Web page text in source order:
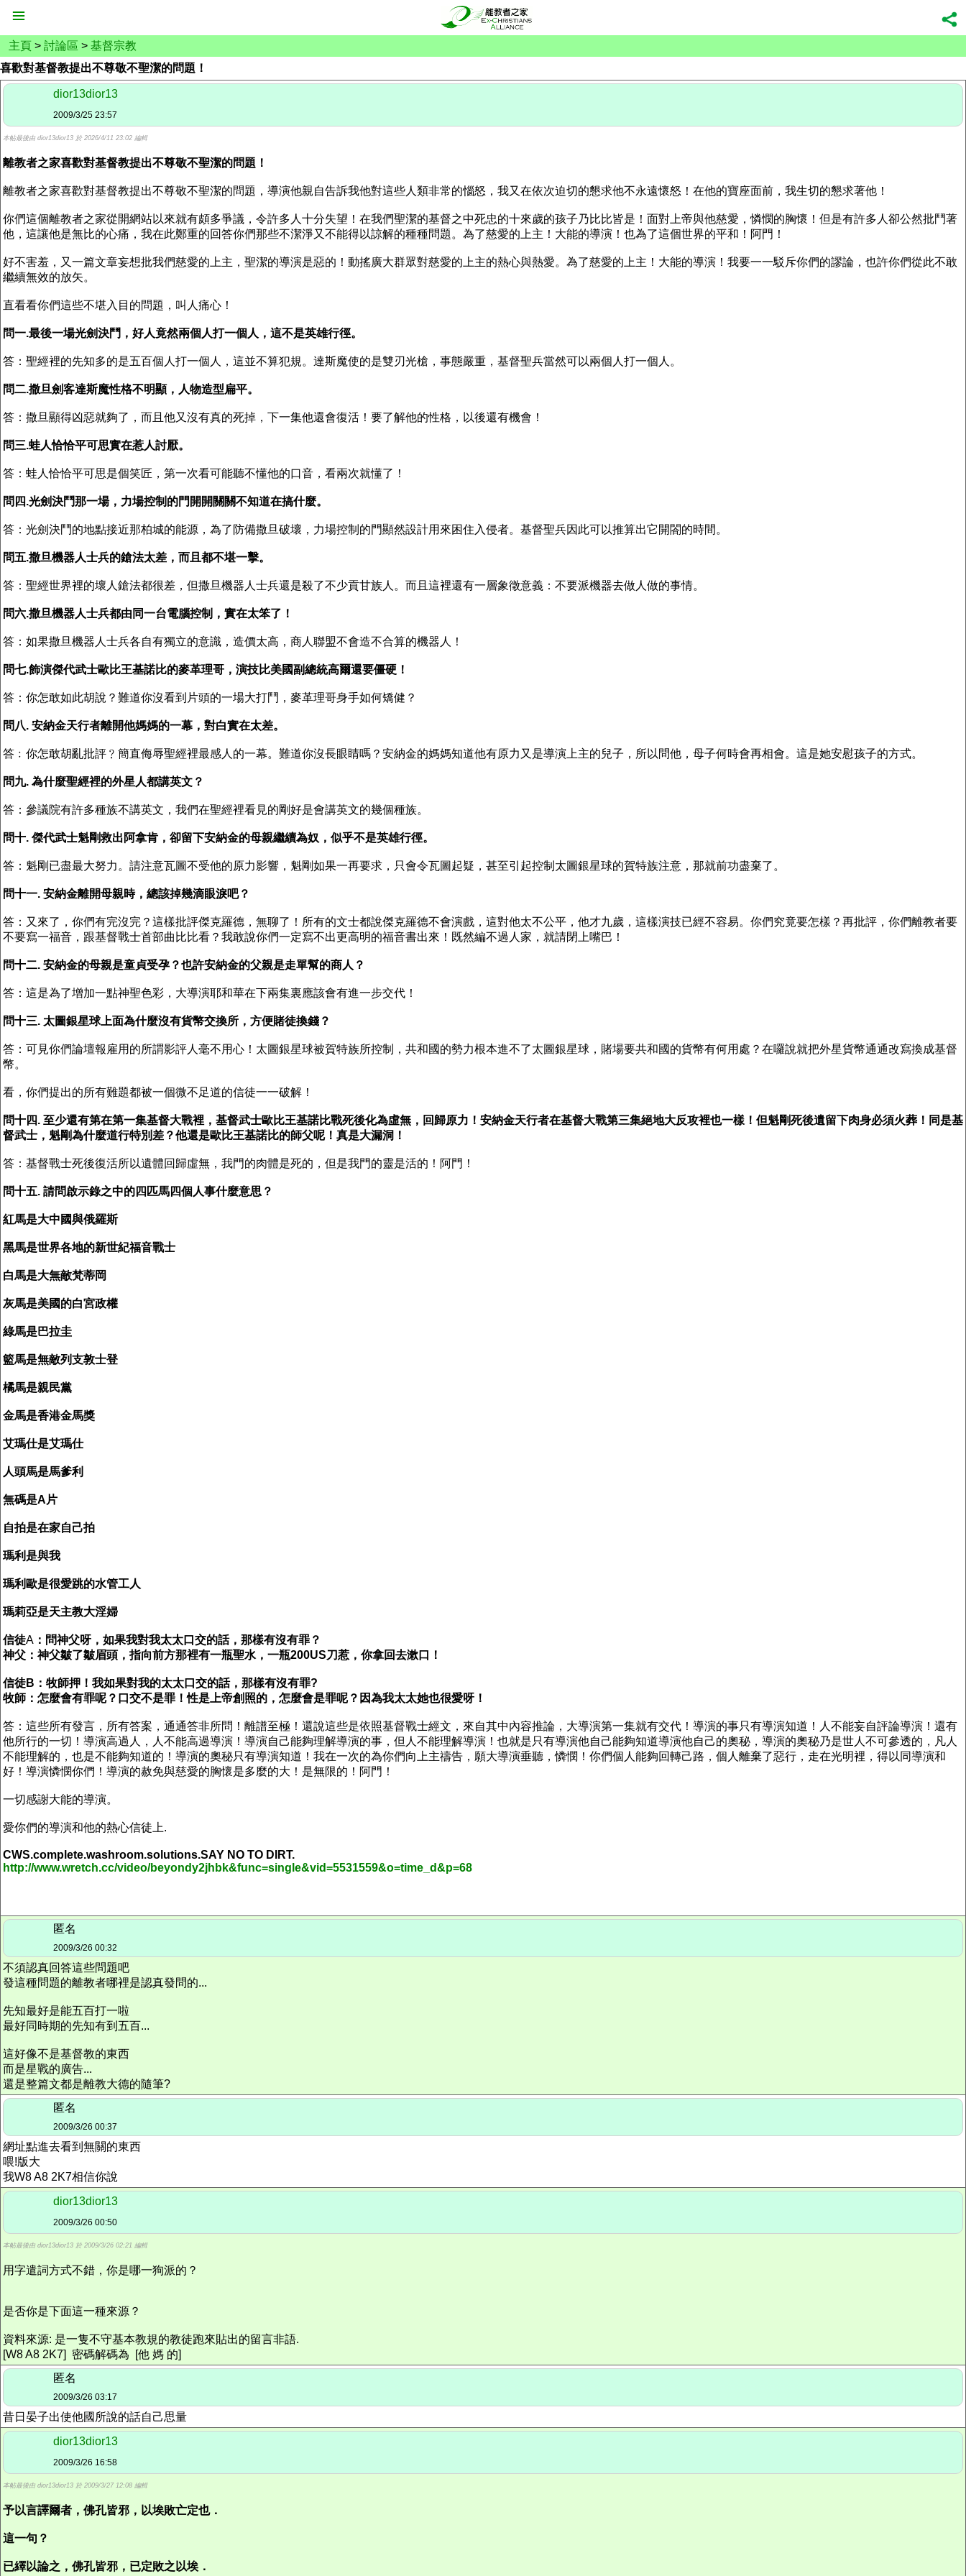
主頁 > 討論區 > 基督宗教
喜歡對基督教提出不尊敬不聖潔的問題！
dior13dior13
2009/3/25 23:57
本帖最後由 dior13dior13 於 2026/4/11 23:02 編輯
離教者之家喜歡對基督教提出不尊敬不聖潔的問題！
離教者之家喜歡對基督教提出不尊敬不聖潔的問題，導演他親自告訴我他對這些人類非常的惱怒，我又在依次迫切的懇求他不永遠懷怒！在他的寶座面前，我生切的懇求著他！
你們這個離教者之家從開網站以來就有頗多爭議，令許多人十分失望！在我們聖潔的基督之中死忠的十來歲的孩子乃比比皆是！面對上帝與他慈愛，憐憫的胸懷！但是有許多人卻公然批鬥著
他，這讓他是無比的心痛，我在此鄭重的回答你們那些不潔淨又不能得以諒解的種種問題。為了慈愛的上主！大能的導演！也為了這個世界的平和！阿門！
好不害羞，又一篇文章妄想批我們慈愛的上主，聖潔的導演是惡的！動搖廣大群眾對慈愛的上主的熱心與熱愛。為了慈愛的上主！大能的導演！我要一一駁斥你們的謬論，也許你們從此不敢
繼續無效的放矢。
直看看你們這些不堪入目的問題，叫人痛心！
問一.最後一場光劍決鬥，好人竟然兩個人打一個人，這不是英雄行徑。
答：聖經裡的先知多的是五百個人打一個人，這並不算犯規。達斯魔使的是雙刃光槍，事態嚴重，基督聖兵當然可以兩個人打一個人。
問二.撒旦劍客達斯魔性格不明顯，人物造型扁平。
答：撒旦顯得凶惡就夠了，而且他又沒有真的死掉，下一集他還會復活！要了解他的性格，以後還有機會！
問三.蛙人恰恰平可思實在惹人討厭。
答：蛙人恰恰平可思是個笑匠，第一次看可能聽不懂他的口音，看兩次就懂了！
問四.光劍決鬥那一場，力場控制的門開開關關不知道在搞什麼。
答：光劍決鬥的地點接近那柏城的能源，為了防備撒旦破壞，力場控制的門顯然設計用來困住入侵者。基督聖兵因此可以推算出它開閤的時間。
問五.撒旦機器人士兵的鎗法太差，而且都不堪一擊。
答：聖經世界裡的壞人鎗法都很差，但撒旦機器人士兵還是殺了不少貢甘族人。而且這裡還有一層象徵意義：不要派機器去做人做的事情。
問六.撒旦機器人士兵都由同一台電腦控制，實在太笨了！
答：如果撒旦機器人士兵各自有獨立的意識，造價太高，商人聯盟不會造不合算的機器人！
問七.飾演傑代武士歐比王基諾比的麥革理哥，演技比美國副總統高爾還要僵硬！
答：你怎敢如此胡說？難道你沒看到片頭的一場大打鬥，麥革理哥身手如何矯健？
問八. 安納金天行者離開他媽媽的一幕，對白實在太差。
答﹕你怎敢胡亂批評﹖簡直侮辱聖經裡最感人的一幕。難道你沒長眼睛嗎？安納金的媽媽知道他有原力又是導演上主的兒子，所以問他，母子何時會再相會。這是她安慰孩子的方式。
問九. 為什麼聖經裡的外星人都講英文？
答：參議院有許多種族不講英文，我們在聖經裡看見的剛好是會講英文的幾個種族。
問十. 傑代武士魁剛救出阿拿肯，卻留下安納金的母親繼續為奴，似乎不是英雄行徑。
答：魁剛已盡最大努力。請注意瓦圖不受他的原力影響，魁剛如果一再要求，只會令瓦圖起疑，甚至引起控制太圖銀星球的賀特族注意，那就前功盡棄了。
問十一. 安納金離開母親時，總該掉幾滴眼淚吧？
答：又來了，你們有完沒完？這樣批評傑克羅德，無聊了！所有的文士都說傑克羅德不會演戲，這對他太不公平，他才九歲，這樣演技已經不容易。你們究竟要怎樣？再批評，你們離教者要
不要寫一福音，跟基督戰士首部曲比比看？我敢說你們一定寫不出更高明的福音書出來！既然編不過人家，就請閉上嘴巴！
問十二. 安納金的母親是童貞受孕？也許安納金的父親是走單幫的商人？
答：這是為了增加一點神聖色彩，大導演耶和華在下兩集裏應該會有進一步交代！
問十三. 太圖銀星球上面為什麼沒有貨幣交換所，方便賭徒換錢？
答：可見你們論壇報雇用的所謂影評人毫不用心！太圖銀星球被賀特族所控制，共和國的勢力根本進不了太圖銀星球，賭場要共和國的貨幣有何用處？在囉說就把外星貨幣通通改寫換成基督
幣。
看，你們提出的所有難題都被一個微不足道的信徒一一破解！
問十四. 至少還有第在第一集基督大戰裡，基督武士歐比王基諾比戰死後化為虛無，回歸原力！安納金天行者在基督大戰第三集絕地大反攻裡也一樣！但魁剛死後遺留下肉身必須火葬！同是基
督武士，魁剛為什麼道行特別差？他還是歐比王基諾比的師父呢！真是大漏洞！
答：基督戰士死後復活所以遺體回歸虛無，我門的肉體是死的，但是我門的靈是活的！阿門！
問十五. 請問啟示錄之中的四匹馬四個人事什麼意思？
紅馬是大中國與俄羅斯
黑馬是世界各地的新世紀福音戰士
白馬是大無敵梵蒂岡
灰馬是美國的白宮政權
綠馬是巴拉圭
籃馬是無敵列支敦士登
橘馬是親民黨
金馬是香港金馬獎
艾瑪仕是艾瑪仕
人頭馬是馬爹利
無碼是A片
自拍是在家自己拍
瑪利是與我
瑪利歐是很愛跳的水管工人
瑪莉亞是天主教大淫婦
信徒A ：問神父呀，如果我對我太太口交的話，那樣有沒有罪？
神父：神父皺了皺眉頭，指向前方那裡有一瓶聖水，一瓶200US刀惹，你拿回去漱口！
信徒B ： 牧師押！我如果對我的太太口交的話，那樣有沒有罪?
牧師 ： 怎麼會有罪呢？口交不是罪！性是上帝創照的，怎麼會是罪呢？因為我太太她也很愛呀！
答：這些所有發言，所有答案，通通答非所問！離譜至極！還說這些是依照基督戰士經文，來自其中內容推論，大導演第一集就有交代！導演的事只有導演知道！人不能妄自評論導演！還有
他所行的一切！導演高過人，人不能高過導演！導演自己能夠理解導演的事，但人不能理解導演！也就是只有導演他自己能夠知道導演他自己的奧秘，導演的奧秘乃是世人不可參透的，凡人
不能理解的，也是不能夠知道的！導演的奧秘只有導演知道！我在一次的為你們向上主禱告，願大導演垂聽，憐憫！你們個人能夠回轉己路，個人離棄了惡行，走在光明裡，得以同導演和
好！導演憐憫你們！導演的赦免與慈愛的胸懷是多麼的大！是無限的！阿門！
一切感謝大能的導演。
愛你們的導演和他的熱心信徒上.
CWS.complete.washroom.solutions.SAY NO TO DIRT.
http://www.wretch.cc/video/beyondy2jhbk&func=single&vid=5531559&o=time_d&p=68
匿名
2009/3/26 00:32
不須認真回答這些問題吧
發這種問題的離教者哪裡是認真發問的...
先知最好是能五百打一啦
最好同時期的先知有到五百...
這好像不是基督教的東西
而是星戰的廣告...
還是整篇文都是離教大德的隨筆?
匿名
2009/3/26 00:37
網址點進去看到無關的東西
喂!版大
我W8 A8 2K7相信你說
dior13dior13
2009/3/26 00:50
本帖最後由 dior13dior13 於 2009/3/26 02:21 編輯
用字遣詞方式不錯，你是哪一狗派的？
是否你是下面這一種來源？
資料來源: 是一隻不守基本教規的教徒跑來貼出的留言非語.
[W8 A8 2K7] 密碼解碼為 [他 媽 的]
匿名
2009/3/26 03:17
昔日晏子出使他國所說的話自己思量
dior13dior13
2009/3/26 16:58
本帖最後由 dior13dior13 於 2009/3/27 12:08 編輯
予以言譯爾者，佛孔皆邪，以埃敗亡定也．
這一句？
已繹以論之，佛孔皆邪，已定敗之以埃．